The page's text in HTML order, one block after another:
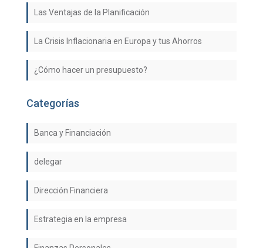
Las Ventajas de la Planificación
La Crisis Inflacionaria en Europa y tus Ahorros
¿Cómo hacer un presupuesto?
Categorías
Banca y Financiación
delegar
Dirección Financiera
Estrategia en la empresa